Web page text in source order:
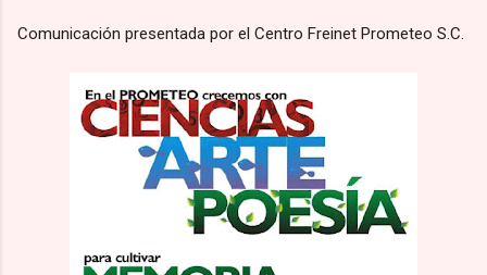
Comunicación presentada por el Centro Freinet Prometeo S.C.